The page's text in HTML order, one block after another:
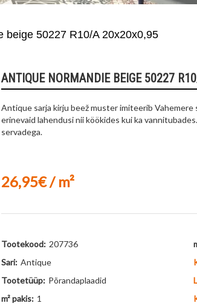
beige 50227 R10/A 20x20x0,95
ANTIQUE NORMANDIE BEIGE 50227
Antique sarja kirju beež muster imiteerib
erinevaid lahendusi nii köökides kui ka
servadega.
26,95€ / m²
Tootekood: 207736
Sari: Antique
Tootetüüp: Põrandaplaadid
m² pakis: 1